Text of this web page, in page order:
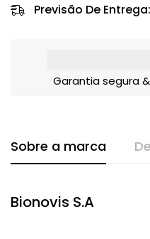
Previsão De Entrega:
Garantia segura
Sobre a marca
Bionovis S.A